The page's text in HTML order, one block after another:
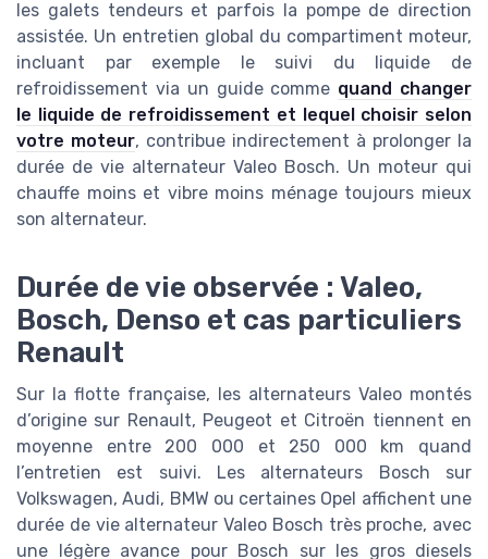
les galets tendeurs et parfois la pompe de direction
assistée. Un entretien global du compartiment moteur,
incluant par exemple le suivi du liquide de
refroidissement via un guide comme quand changer
le liquide de refroidissement et lequel choisir selon
votre moteur, contribue indirectement à prolonger la
durée de vie alternateur Valeo Bosch. Un moteur qui
chauffe moins et vibre moins ménage toujours mieux
son alternateur.
Durée de vie observée : Valeo,
Bosch, Denso et cas particuliers
Renault
Sur la flotte française, les alternateurs Valeo montés
d’origine sur Renault, Peugeot et Citroën tiennent en
moyenne entre 200 000 et 250 000 km quand
l’entretien est suivi. Les alternateurs Bosch sur
Volkswagen, Audi, BMW ou certaines Opel affichent une
durée de vie alternateur Valeo Bosch très proche, avec
une légère avance pour Bosch sur les gros diesels